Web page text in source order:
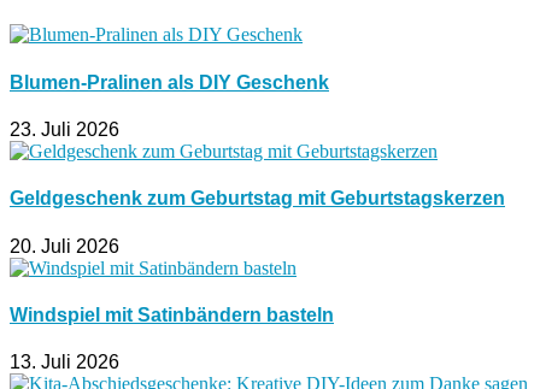
Blumen-Pralinen als DIY Geschenk
23. Juli 2026
Geldgeschenk zum Geburtstag mit Geburtstagskerzen
20. Juli 2026
Windspiel mit Satinbändern basteln
13. Juli 2026